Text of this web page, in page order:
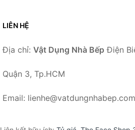
LIÊN HỆ
Địa chỉ: Vật Dụng Nhà Bếp Điện
Quận 3, Tp.HCM
Email: lienhe@vatdungnhabep.com